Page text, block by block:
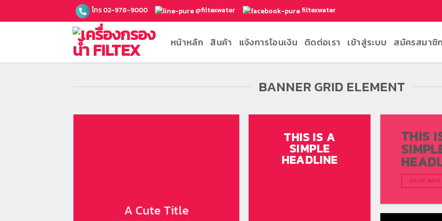
ไป
โทร 02-978-9000 @filtexwater filtexwater
หน้าหลัก สินค้า แจ้งการโอนเงิน ติดต่อเรา เข้าสู่ระบบ สมัครสมาชิ
BANNER GRID ELEMENT
A Cute Title
THIS IS A
SIMPLE
HEADLINE
THIS
SHOP NOW